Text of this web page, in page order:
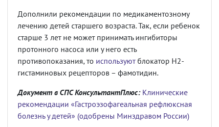
Дополнили рекомендации по медикаментозному
лечению детей старшего возраста. Так, если ребенок
старше 3 лет не может принимать ингибиторы
протонного насоса или у него есть
противопоказания, то используютблокатор H2-
гистаминовых рецепторов – фамотидин.
Документ в СПС КонсультантПлюс: Клинические
рекомендации «Гастроэзофагеальная рефлюксная
болезнь у детей» (одобрены Минздравом России)